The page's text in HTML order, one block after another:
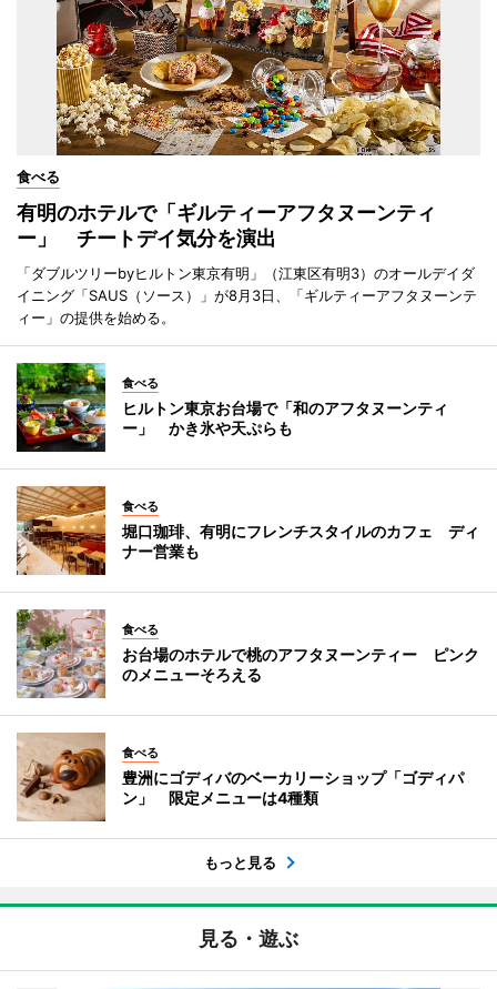
食べる
有明のホテルで「ギルティーアフタヌーンティ
ー」 チートデイ気分を演出
「ダブルツリーbyヒルトン東京有明」（江東区有明3）のオールデイダ
イニング「SAUS（ソース）」が8月3日、「ギルティーアフタヌーンテ
ィー」の提供を始める。
食べる
ヒルトン東京お台場で「和のアフタヌーンティ
ー」 かき氷や天ぷらも
食べる
堀口珈琲、有明にフレンチスタイルのカフェ ディ
ナー営業も
食べる
お台場のホテルで桃のアフタヌーンティー ピンク
のメニューそろえる
食べる
豊洲にゴディバのベーカリーショップ「ゴディパ
ン」 限定メニューは4種類
もっと見る
見る・遊ぶ